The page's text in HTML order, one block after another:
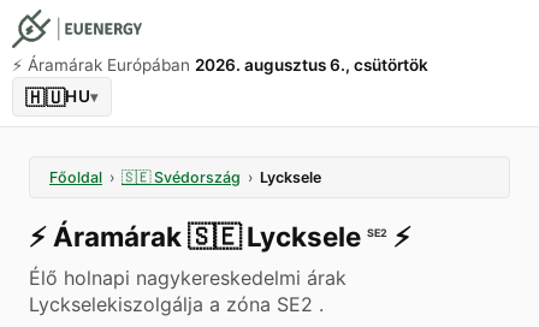
⚡️ Áramárak Európában 2026. augusztus 6., csütörtök
🇭🇺HU▾
Főoldal › 🇸🇪 Svédország › Lycksele
⚡️ Áramárak🇸🇪 Lycksele SE2 ⚡️
Élő holnapi nagykereskedelmi árak
Lyckselekiszolgálja a zóna SE2 .